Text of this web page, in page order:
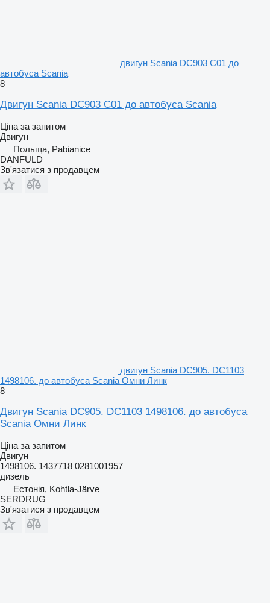
двигун Scania DC903 C01 до
автобуса Scania
8
Двигун Scania DC903 C01 до автобуса Scania
Ціна за запитом
Двигун
Польща, Pabianice
DANFULD
Зв'язатися з продавцем
двигун Scania DC905. DC1103
1498106. до автобуса Scania Омни Линк
8
Двигун Scania DC905. DC1103 1498106. до автобуса
Scania Омни Линк
Ціна за запитом
Двигун
1498106. 1437718 0281001957
дизель
Естонія, Kohtla-Järve
SERDRUG
Зв'язатися з продавцем